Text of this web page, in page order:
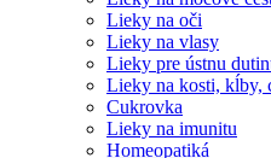
Lieky na oči
Lieky na vlasy
Lieky pre ústnu
Lieky na kosti, kĺby,
Cukrovka
Lieky na imunitu
Homeopatiká